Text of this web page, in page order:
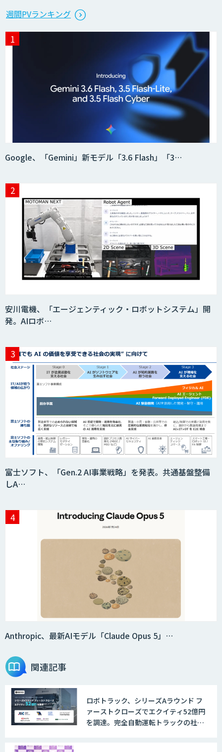
週間PVランキング
Google、「Gemini」新モデル「3.6 Flash」「3…
安川電機、「エージェンティック・ロボットシステム」開
発。AIロボ…
富士ソフト、「Gen.2 AI事業戦略」を発表。共通基盤整備
しA…
Anthropic、最新AIモデル「Claude Opus 5」…
関連記事
ロボトラック、シリーズAラウンド フ
ァーストクローズでエクイティ52億円
を調達。完全自動運転トラックの社会